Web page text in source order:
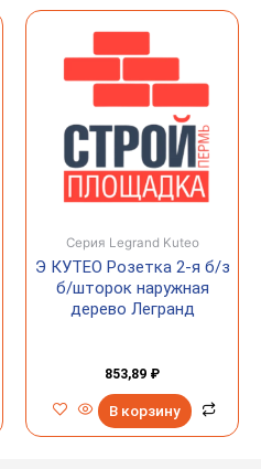
Серия Legrand Kuteo
Э КУТЕО Розетка 2-я б/з
б/шторок наружная
дерево Легранд
853,89 ₽
В корзину